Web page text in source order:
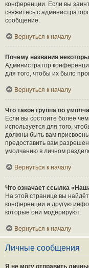
конференции. Если вы
свяжитесь с
сообщение.
Вернуться к началу
Почему названия
Администратор
для того, чтобы их было
Вернуться к началу
Что такое группа по
Если вы состоите более
используется для того,
должны быть вам
предоставить вам
умолчанию в личном
Вернуться к началу
Что означает ссылка
На этой странице вы
конференции и другую
которые они модерируют.
Вернуться к началу
Личные сообщения
Я не могу отправить